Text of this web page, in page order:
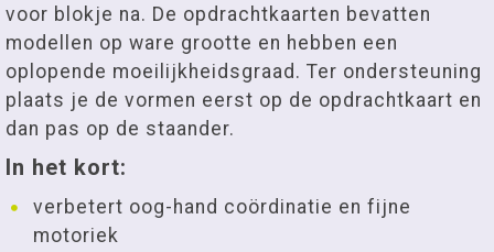
voor blokje na. De opdrachtkaarten bevatten
modellen op ware grootte en hebben een
oplopende moeilijkheidsgraad. Ter ondersteuning
plaats je de vormen eerst op de opdrachtkaart en
dan pas op de staander.
In het kort:
verbetert oog-hand coördinatie en fijne
motoriek